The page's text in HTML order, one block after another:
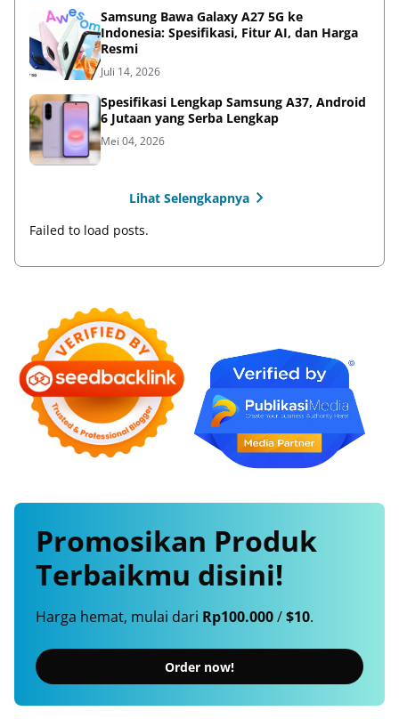
Samsung Bawa Galaxy A27 5G ke
Indonesia: Spesifikasi, Fitur AI, dan Harga
Resmi
Juli 14, 2026
Spesifikasi Lengkap Samsung A37, Android
6 Jutaan yang Serba Lengkap
Mei 04, 2026
Lihat Selengkapnya
Failed to load posts.
Promosikan Produk
Terbaikmu disini!
Harga hemat, mulai dari Rp100.000/$10.
Order now!